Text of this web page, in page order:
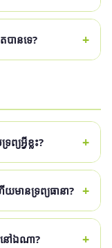
បានទេ? +
យអ្វីខ្លះ? +
មានទ្រព្យធានា? +
នៅឯណា? +